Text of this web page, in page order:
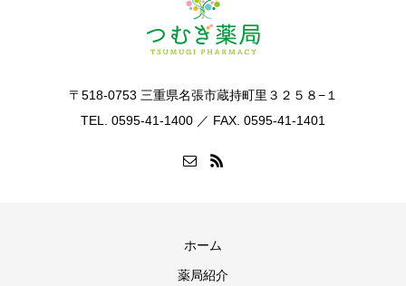
〒518-0753 三重県名張市蔵持町里３２５８−１
TEL. 0595-41-1400 ／ FAX. 0595-41-1401
ホーム
薬局紹介